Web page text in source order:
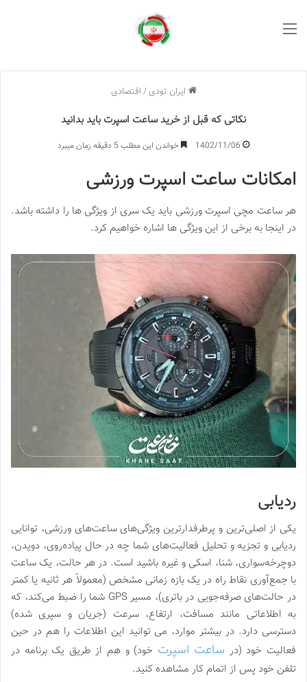
ایران تودی / اقتصادی
نکاتی که قبل از خرید ساعت اسپرت باید بدانید
1402/11/06 خواندن این مطلب 5 دقیقه زمان میبرد
امکانات ساعت اسپرت ورزشی
هر ساعت مچی اسپرت ورزشی باید یک سری از ویژگی ها را داشته باشد.
در اینجا به برخی از این ویژگی ها اشاره خواهیم کرد.
ردیابی
یکی از اصلی‌ترین و پرطرفدارترین ویژگی‌های ساعت‌های ورزشی، توانایی
ردیابی و تجزیه و تحلیل فعالیت‌های شما چه در حال پیاده‌روی، دویدن،
دوچرخه‌سواری، شنا، اسکی و غیره باشید است. در هر حالت، یک ساعت
با جمع‌آوری نقاط راه در یک بازه زمانی مشخص (معمولاً هر ثانیه یا کمتر
در حالت‌های صرفه‌جویی در باتری)، مسیر GPS شما را ضبط می‌کند، که
به اطلاعاتی مانند مسافت، ارتفاع، سرعت (جریان و سپری شده)
دسترسی دارد. در بیشتر موارد، می توانید این اطلاعات را هم در حین
فعالیت خود (در ساعت اسپرت خود) و هم از طریق یک برنامه در
تلفن خود پس از اتمام کار مشاهده کنید.